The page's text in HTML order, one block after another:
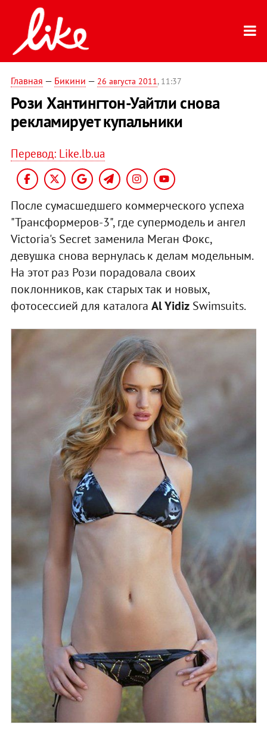
Главная — Бикини — 26 августа 2011, 11:37
Рози Хантингтон-Уайтли снова
рекламирует купальники
Перевод: Like.lb.ua
После сумасшедшего коммерческого успеха
"Трансформеров-3", где супермодель и ангел
Victoria's Secret заменила Меган Фокс,
девушка снова вернулась к делам модельным.
На этот раз Рози порадовала своих
поклонников, как старых так и новых,
фотосессией для каталога Al YidizSwimsuits.